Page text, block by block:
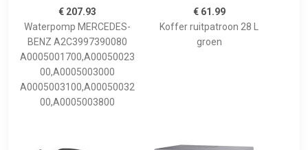
€ 207.93
Waterpomp MERCEDES-
BENZ A2C3997390080
A0005001700,A00050023
00,A0005003000
A0005003100,A00050032
00,A0005003800
€ 61.99
Koffer ruitpatroon 28 L
groen